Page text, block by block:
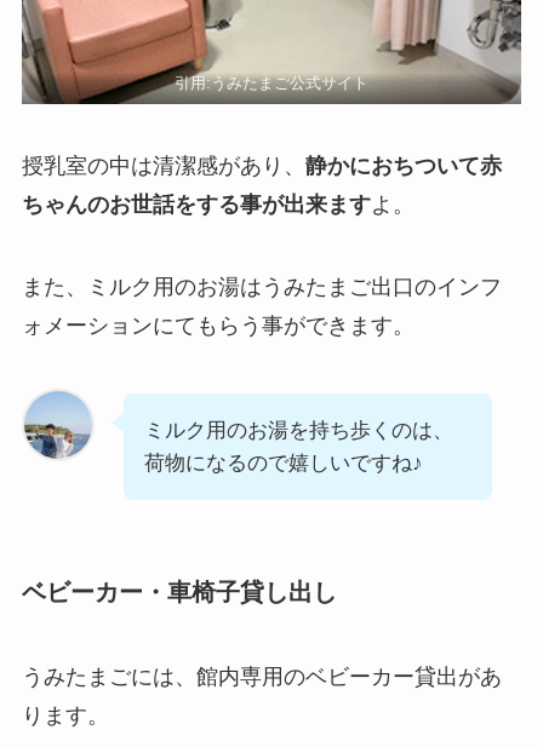
引用:うみたまご公式サイト
授乳室の中は清潔感があり、 静かにおちついて赤
ちゃんのお世話をする事が出来ますよ。
また、ミルク用のお湯はうみたまご出口のインフ
ォメーションにてもらう事ができます。
ミルク用のお湯を持ち歩くのは、
荷物になるので嬉しいですね♪
ベビーカー・車椅子貸し出し
うみたまごには、館内専用のベビーカー貸出があ
ります。